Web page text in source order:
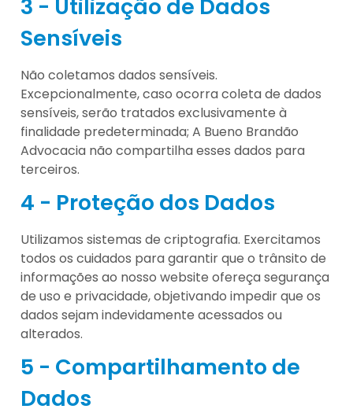
3 - Utilização de Dados
Sensíveis
Não coletamos dados sensíveis.
Excepcionalmente, caso ocorra coleta de dados
sensíveis, serão tratados exclusivamente à
finalidade predeterminada; A Bueno Brandão
Advocacia não compartilha esses dados para
terceiros.
4 - Proteção dos Dados
Utilizamos sistemas de criptografia. Exercitamos
todos os cuidados para garantir que o trânsito de
informações ao nosso website ofereça segurança
de uso e privacidade, objetivando impedir que os
dados sejam indevidamente acessados ou
alterados.
5 - Compartilhamento de
Dados